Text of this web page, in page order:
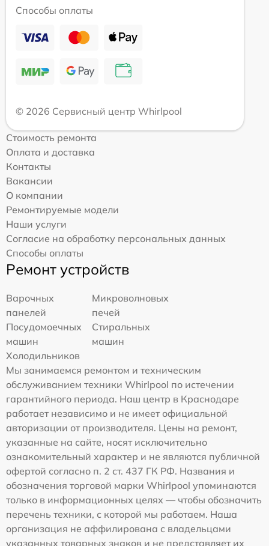
Способы оплаты
© 2026 Сервисный центр Whirlpool
Стоимость ремонта
Оплата и доставка
Контакты
Вакансии
О компании
Ремонтируемые модели
Наши услуги
Согласие на обработку персональных данных
Способы оплаты
Ремонт устройств
Варочных
панелей
Микроволновых
печей
Посудомоечных
машин
Стиральных
машин
Холодильников
Мы занимаемся ремонтом и техническим
обслуживанием техники Whirlpool по истечении
гарантийного периода. Наш центр в Краснодаре
работает независимо и не имеет официальной
авторизации от производителя. Цены на ремонт,
указанные на сайте, носят исключительно
ознакомительный характер и не являются публичной
офертой согласно п. 2 ст. 437 ГК РФ. Названия и
обозначения торговой марки Whirlpool упоминаются
только в информационных целях — чтобы обозначить
перечень техники, с которой мы работаем. Наша
организация не аффилирована с владельцами
указанных товарных знаков и не представляет их